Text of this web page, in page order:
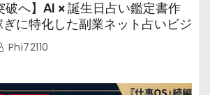
破へ】AI × 誕生日占い鑑定書作
に特化した副業ネット占いビジ
Phi72110